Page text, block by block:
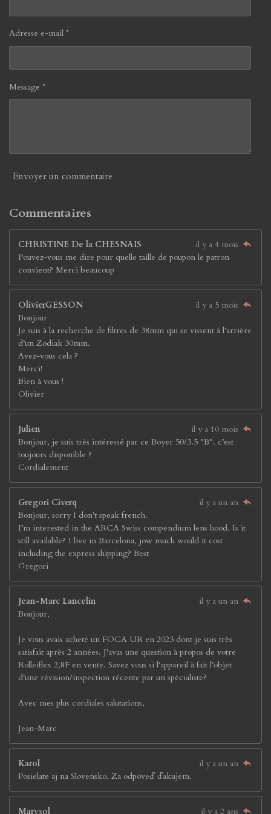
Adresse e-mail *
Message *
Envoyer un commentaire
Commentaires
CHRISTINE De la CHESNAIS
il y a 4 mois
Pouvez-vous me dire pour quelle taille de poupon le patron
convient? Merci beaucoup
OlivierGESSON
il y a 5 mois
Bonjour
Je suis à la recherche de filtres de 38mm qui se vissent à l’arrière
d’un Zodiak 30mm.
Avez-vous cela ?
Merci!
Bien à vous !
Olivier
Julien
il y a 10 mois
Bonjour, je suis très intéressé par ce Boyer 50/3.5 "B". c’est
toujours disponible ?
Cordialement
Gregori Civerq
il y a un an
Bonjour, sorry I don’t speak french.
I’m interested in the ARCA Swiss compendium lens hood. Is it
still available? I live in Barcelona, jow much would it cost
including the express shipping? Best
Gregori
Jean-Marc Lancelin
il y a un an
Bonjour,
Je vous avais acheté un FOCA UR en 2023 dont je suis très
satisfait après 2 années. J'avas une question à propos de votre
Rolleiflex 2,8F en vente. Savez vous si l'appareil à fait l'objet
d'une révision/inspection récente par un spécialiste?
Avec mes plus cordiales salutations,
Jean-Marc
Karol
il y a un an
Posielate aj na Slovensko. Za odpoveď ďakujem.
Marysol il y a 2 ans